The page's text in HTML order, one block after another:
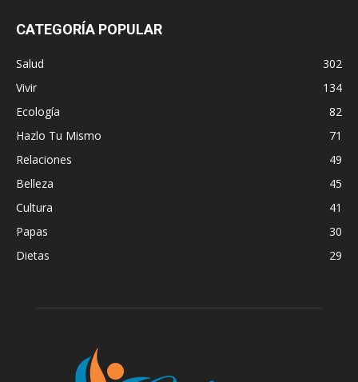
CATEGORÍA POPULAR
Salud
302
Vivir
134
Ecología
82
Hazlo Tu Mismo
71
Relaciones
49
Belleza
45
Cultura
41
Papas
30
Dietas
29